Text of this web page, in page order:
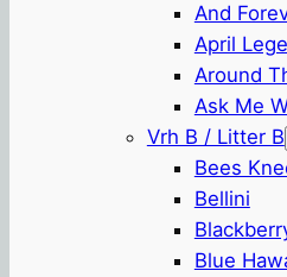
And
April
Around
Ask Me
Vrh B / Litter B
Bees
Bellini
Blue